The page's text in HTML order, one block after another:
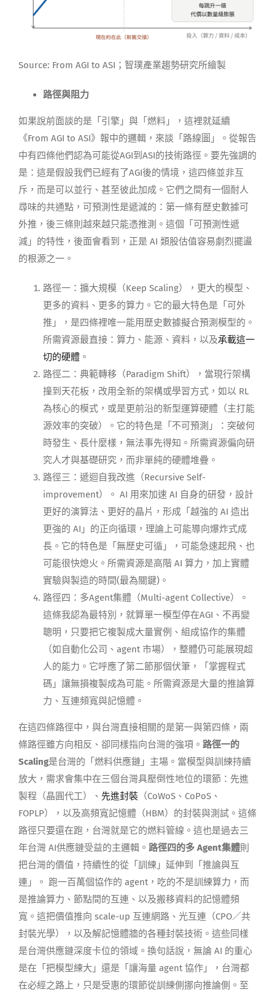
Source: From AGI to ASI；智璞產業趨勢研究所繪製
路徑與阻力
如果說前面談的是「引擎」與「燃料」，這裡就延續
《From AGI to ASI》報中的邏輯，來談「路線圖」。從報告
中有四條他們認為可能從AGI到ASI的技術路徑。要先強調的
是：這是假設我們已經有了AGI後的情境，這四條並非互
斥，而是可以並行、甚至彼此加成。它們之間有一個耐人
尋味的共通點，可預測性是遞減的：第一條有歷史數據可
外推，後三條則越來越只能憑推測。這個「可預測性遞
減」的特性，後面會看到，正是 AI 類股估值容易劇烈擺盪
的根源之一。
路徑一：擴大規模（Keep Scaling），更大的模型、
更多的資料、更多的算力。它的最大特色是「可外
推」，是四條裡唯一能用歷史數據擬合預測模型的。
所需資源最直接：算力、能源、資料，以及承載這一
切的硬體。
路徑二：典範轉移（Paradigm Shift），當現行架構
撞到天花板，改用全新的架構或學習方式，如以 RL
為核心的模式，或是更前沿的新型運算硬體（主打能
源效率的突破）。它的特色是「不可預測」：突破何
時發生、長什麼樣，無法事先得知。所需資源偏向研
究人才與基礎研究，而非單純的硬體堆疊。
路徑三：遞迴自我改進（Recursive Self-
improvement）。 AI 用來加速 AI 自身的研發，設計
更好的演算法、更好的晶片，形成「越強的 AI 造出
更強的 AI」的正向循環，理論上可能導向爆炸式成
長。它的特色是「無歷史可循」，可能急速起飛、也
可能很快熄火。所需資源是高階 AI 算力，加上實體
實驗與製造的時間(最為關鍵)。
路徑四：多Agent集體（Multi-agent Collective）。
這條我認為最特別，就算單一模型停在AGI、不再變
聰明，只要把它複製成大量實例、組成協作的集體
（如自動化公司、agent 市場），整體仍可能展現超
人的能力。它呼應了第二節那個伏筆，「掌握程式
碼」讓無損複製成為可能。所需資源是大量的推論算
力、互連頻寬與記憶體。
在這四條路徑中，與台灣直接相關的是第一與第四條，兩
條路徑雖方向相反、卻同樣指向台灣的強項。 路徑一的
Scaling是台灣的「燃料供應鏈」主場。當模型與訓練持續
放大，需求會集中在三個台灣具壓倒性地位的環節：先進
製程（晶圓代工）、 先進封裝（CoWoS、CoPoS、
FOPLP），以及高頻寬記憶體（HBM）的封裝與測試。這條
路徑只要還在跑，台灣就是它的燃料管線。這也是過去三
年台灣 AI供應鏈受益的主邏輯。 路徑四的多 Agent集體則
把台灣的價值，持續性的從「訓練」延伸到「推論與互
連」。 跑一百萬個協作的 agent，吃的不是訓練算力，而
是推論算力、節點間的互連、以及搬移資料的記憶體頻
寬。這把價值推向 scale-up 互連網路、光互連（CPO／共
封裝光學），以及解記憶體牆的各種封裝技術。這些同樣
是台灣供應鏈深度卡位的領域。換句話說，無論 AI 的重心
是在「把模型練大」還是「讓海量 agent 協作」，台灣都
在必經之路上，只是受惠的環節從訓練側挪向推論側。至